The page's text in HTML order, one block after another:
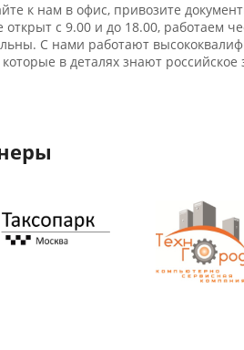
к нам в офис, привозите
открыт с 9.00 и до 18.00, работаем
С нами работают
в деталях знают российское